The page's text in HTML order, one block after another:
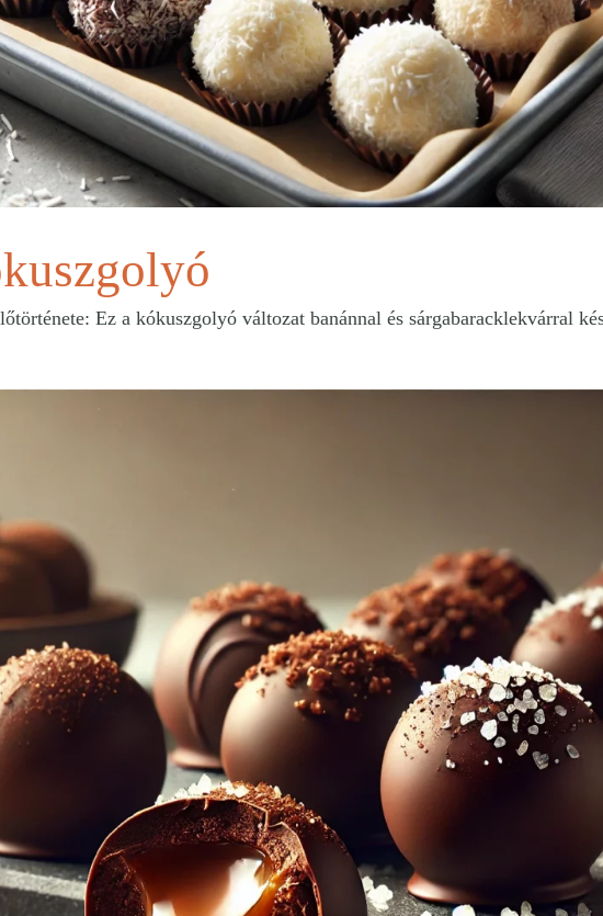
Ez a kókuszgolyó változat banánnal és sárgabaracklekvárral